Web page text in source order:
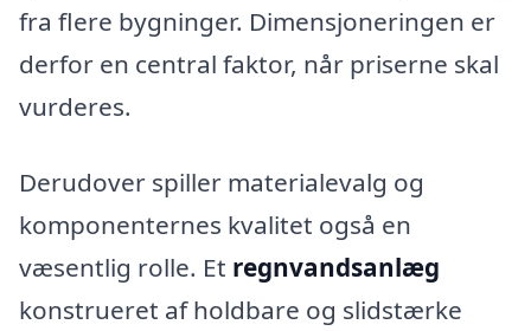
fra flere bygninger. Dimensjoneringen er
derfor en central faktor, når priserne skal
vurderes.
Derudover spiller materialevalg og
komponenternes kvalitet også en
væsentlig rolle. Et regnvandsanlæg
konstrueret af holdbare og slidstærke